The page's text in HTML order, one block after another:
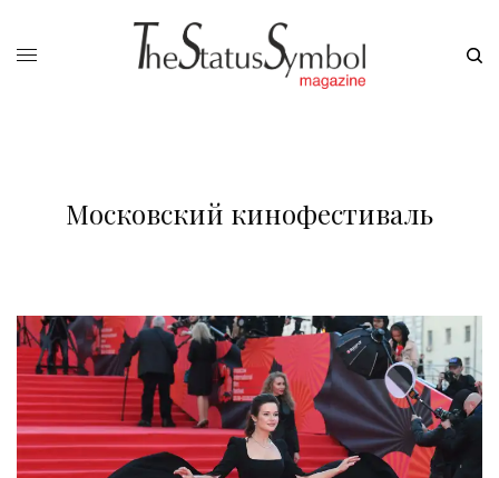
Московский кинофестиваль